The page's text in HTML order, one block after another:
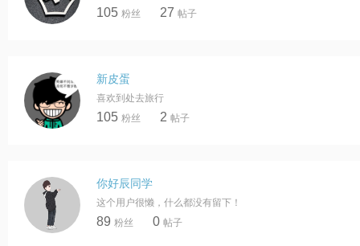
105 粉丝 27 帖子
新皮蛋
喜欢到处去旅行
105 粉丝 2 帖子
你好辰同学
这个用户很懒，什么都没有留下！
89 粉丝 0 帖子